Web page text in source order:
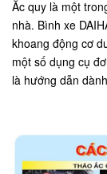
Ắc quy là một
nhà. Bình xe
khoang động cơ
một số dụng cụ
là hướng dẫn